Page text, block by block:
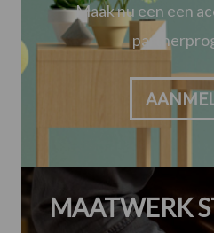
Maak nu een een
MAATWERK